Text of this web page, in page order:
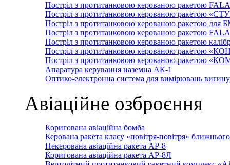
Постріл з протитанковою керованою ракетою
Постріл з протитанковою керованою ракетою
Постріл з протитанковою керованою ракетою для
Постріл з протитанковою керованою ракетою
Постріл з протитанковою керованою ракетою
Постріл з протитанковою керованою ракетою
Постріл з протитанковою керованою ракетою
Апаратура керування наземна АК-1
Оптико-електронна система для вимірювань
Авіаційне озброєння
Коригована авіаційна бомба
Керована ракета класу «повітря-повітря»
Некерована авіаційна ракета АР-8
Коригована авіаційна ракета АР-8Л